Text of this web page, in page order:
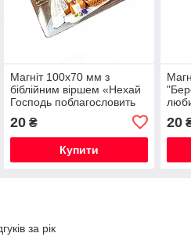
Магніт 100х70 мм з
біблійним віршем «Нехай
Господь поблагословить
стереже»
20₴
Купити
20
за рік